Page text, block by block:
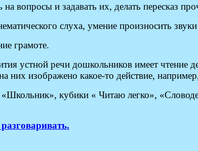
вопросы и задавать их, делать пересказ
слуха, умение произносить
грамоте.
устной речи дошкольников имеет
них изображено какое-то действие,
кубики « Читаю легко»,